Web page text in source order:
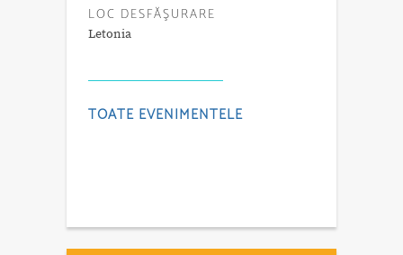
LOC DESFĂŞURARE
Letonia
TOATE EVENIMENTELE